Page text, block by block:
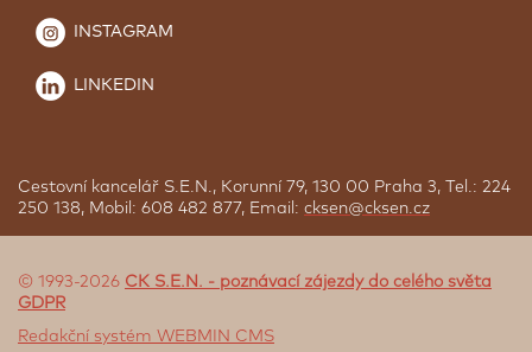
INSTAGRAM
LINKEDIN
Cestovní kancelář S.E.N., Korunní 79, 130 00 Praha 3, Tel.: 224
250 138, Mobil: 608 482 877, Email: cksen@cksen.cz
© 1993-2026 CK S.E.N. - poznávací zájezdy do celého světa
GDPR
Redakční systém WEBMIN CMS